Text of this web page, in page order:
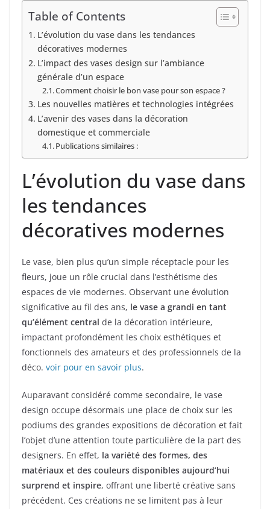
Table of Contents
L’évolution du vase dans les tendances
décoratives modernes
L’impact des vases design sur l’ambiance
générale d’un espace
Comment choisir le bon vase pour son espace ?
Les nouvelles matières et technologies intégrées
L’avenir des vases dans la décoration
domestique et commerciale
Publications similaires :
L’évolution du vase dans
les tendances
décoratives modernes
Le vase, bien plus qu’un simple réceptacle pour les
fleurs, joue un rôle crucial dans l’esthétisme des
espaces de vie modernes. Observant une évolution
significative au fil des ans, le vase a grandi en tant
qu’élément central de la décoration intérieure,
impactant profondément les choix esthétiques et
fonctionnels des amateurs et des professionnels de la
déco. voir pour en savoir plus.
Auparavant considéré comme secondaire, le vase
design occupe désormais une place de choix sur les
podiums des grandes expositions de décoration et fait
l’objet d’une attention toute particulière de la part des
designers. En effet, la variété des formes, des
matériaux et des couleurs disponibles aujourd’hui
surprend et inspire, offrant une liberté créative sans
précédent. Ces créations ne se limitent pas à leur